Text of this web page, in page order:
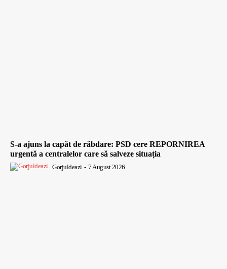
S-a ajuns la capăt de răbdare: PSD cere REPORNIREA
urgentă a centralelor care să salveze situația
Gorjuldeazi - 7 August 2026